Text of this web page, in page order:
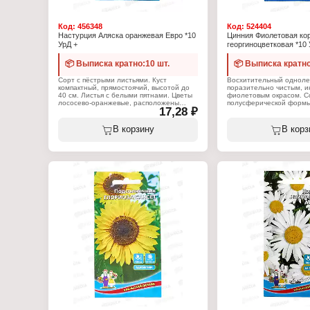
Код: 456348
Настурция Аляска оранжевая Евро *10
УрД +
📦 Выписка кратно:10 шт.
Сорт с пёстрыми листьями. Куст
компактный, прямостоячий, высотой до
40 см. Листья с белыми пятнами. Цветы
лососево-оранжевые, расположены
поверх листьев. Цветёт обильно с июля
по октябрь. Используют для бордюров,
рабаток, укрытия склонов, балконных
ящиков. Семена высевают в середине
цветения можно выращивать через
рассаду. Высевают в середине апреля, в
горшочки по 3 семечка, на глубину 2 см.
Всходы появляются через две недели.
Посадку в грунт осуществляют в начале
июня, только с земляным комом. Для
продолжительного и обильного
цветения растениям необходим
своевременный полив, регулярная
прополка, рыхление и подкормка
минеральными удобрениями.
Характеристики:
Торговая марка: Уральский Дачник
Тип товара: Семена
Вид: Настурция
Сорт: "Аляска"
Цвет: оранжевый
Жизненный цикл: однолетник
17,28 ₽
В корзину
Код: 524404
Цинния Фиолетовая
георгиноцветковая *10
📦 Выписка
Восхитительный
поразительно чистым,
фиолетовым окрасом.
полусферической
густое, размер
с июля по сентябрь
Соцветия удерживаются
долго, больше месяца.
разрыхление почвы,
освещение – и цинния
взор до самых
Характеристики:
Торговая марка:
Тип товара: Семена
Вид: Цинния
Вариация:
Сорт: "Фиолетовая
Жизненный цикл:
Упаковка: пакет Евро
В